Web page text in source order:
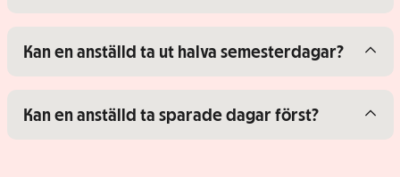
Visa/dölj innehåll för
Kan en anställd ta ut halva semesterdagar?
Visa/dölj innehåll för
Kan en anställd ta sparade dagar först?